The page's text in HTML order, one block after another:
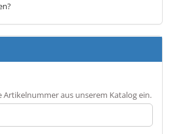
Artikelnummer aus unserem Katalog ein.